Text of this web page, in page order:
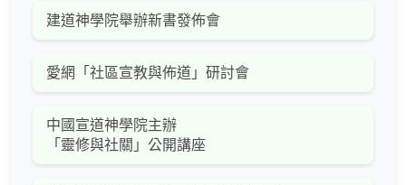
建道神學院舉辦新書發佈會
愛網「社區宣教與佈道」研討會
中國宣道神學院主辦
「靈修與社關」公開講座